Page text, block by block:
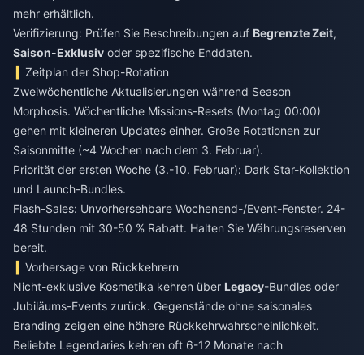
mehr erhältlich.
Verifizierung: Prüfen Sie Beschreibungen auf Begrenzte Zeit,
Saison-Exklusiv oder spezifische Enddaten.
Zeitplan der Shop-Rotation
Zweiwöchentliche Aktualisierungen während Season
Morphosis. Wöchentliche Missions-Resets (Montag 00:00)
gehen mit kleineren Updates einher. Große Rotationen zur
Saisonmitte (~4 Wochen nach dem 3. Februar).
Priorität der ersten Woche (3.-10. Februar): Dark Star-Kollektion
und Launch-Bundles.
Flash-Sales: Unvorhersehbare Wochenend-/Event-Fenster. 24-
48 Stunden mit 30-50 % Rabatt. Halten Sie Währungsreserven
bereit.
Vorhersage von Rückkehrern
Nicht-exklusive Kosmetika kehren über Legacy-Bundles oder
Jubiläums-Events zurück. Gegenstände ohne saisonales
Branding zeigen eine höhere Rückkehrwahrscheinlichkeit.
Beliebte Legendaries kehren oft 6-12 Monate nach